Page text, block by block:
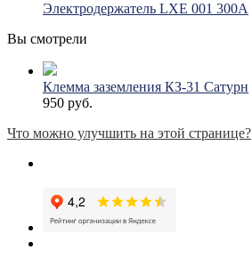
Электродержатель LXE 001 300A
Вы смотрели
Клемма заземления КЗ-31 Сатурн
950 руб.
Что можно улучшить на этой странице?